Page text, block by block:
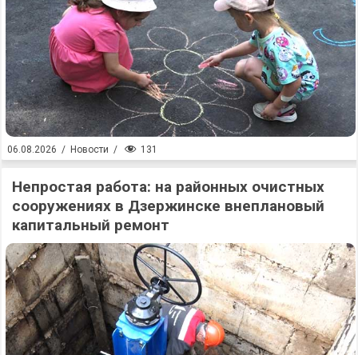
06.08.2026 / Новости / 131
Непростая работа: на районных очистных
сооружениях в Дзержинске внеплановый
капитальный ремонт